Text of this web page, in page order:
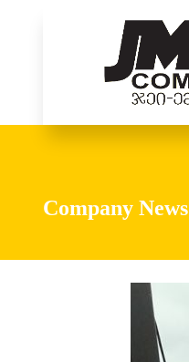
Company News